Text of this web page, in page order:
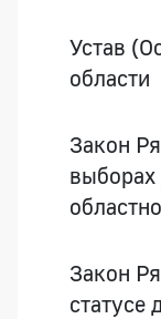
Устав
области
Закон
выборах
Закон
статусе